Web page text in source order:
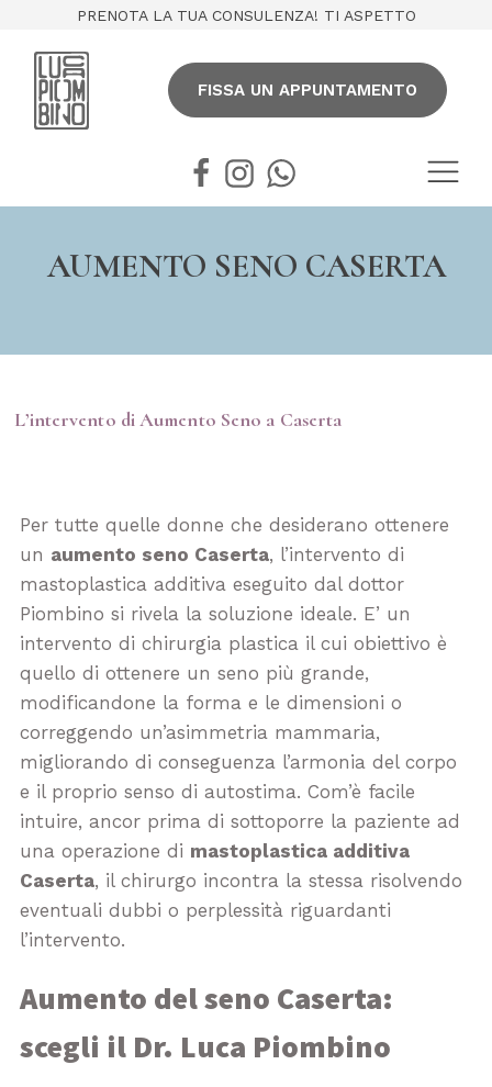
PRENOTA LA TUA CONSULENZA! TI ASPETTO
FISSA UN APPUNTAMENTO
AUMENTO SENO CASERTA
L’intervento di Aumento Seno a Caserta
Per tutte quelle donne che desiderano ottenere
un aumento seno Caserta, l’intervento di
mastoplastica additiva eseguito dal dottor
Piombino si rivela la soluzione ideale. E’ un
intervento di chirurgia plastica il cui obiettivo è
quello di ottenere un seno più grande,
modificandone la forma e le dimensioni o
correggendo un’asimmetria mammaria,
migliorando di conseguenza l’armonia del corpo
e il proprio senso di autostima. Com’è facile
intuire, ancor prima di sottoporre la paziente ad
una operazione di mastoplastica additiva
Caserta, il chirurgo incontra la stessa risolvendo
eventuali dubbi o perplessità riguardanti
l’intervento.
Aumento del seno Caserta:
scegli il Dr. Luca Piombino